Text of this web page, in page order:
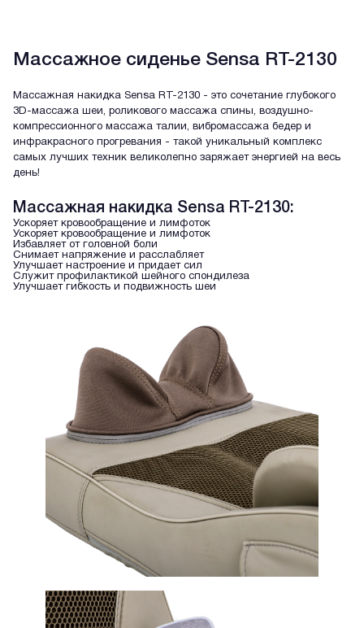
Массажное сиденье Sensa RT-2130
Массажная накидка Sensa RT-2130 - это сочетание глубокого
3D-массажа шеи, роликового массажа спины, воздушно-
компрессионного массажа талии, вибромассажа бедер и
инфракрасного прогревания - такой уникальный комплекс
самых лучших техник великолепно заряжает энергией на весь
день!
Массажная накидка Sensa RT-2130:
Ускоряет кровообращение и лимфоток
Ускоряет кровообращение и лимфоток
Избавляет от головной боли
Снимает напряжение и расслабляет
Улучшает настроение и придает сил
Служит профилактикой шейного спондилеза
Улучшает гибкость и подвижность шеи